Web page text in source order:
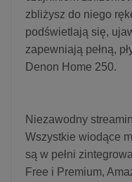
zbliżysz do niego
podświetlają się,
zapewniają pełną,
Denon Home 250.
Niezawodny
Wszystkie wiodące
są w pełni
Free i Premium,